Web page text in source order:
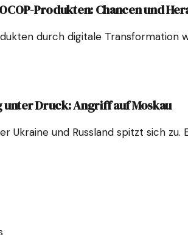
Produkten: Chancen und
durch digitale Transformation
Druck: Angriff auf Moskau
Ukraine und Russland spitzt sich